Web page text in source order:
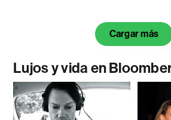
Cargar más
Lujos y vida en